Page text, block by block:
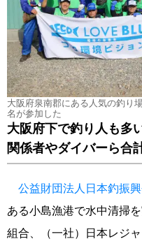
大阪府泉南郡にある人気の釣り
名が参加した
大阪府下で釣り人も多
関係者やダイバーら合
公益財団法人日本釣振
ある小島漁港で水中清掃
組合、（一社）日本レジ